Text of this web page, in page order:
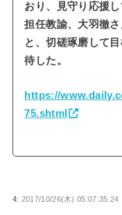
おり、見守り応援
担任教諭、大羽徹
と、切磋琢磨して
待した。
https://
75.shtml
4: 2017/10/26(木) 05:07:35.24